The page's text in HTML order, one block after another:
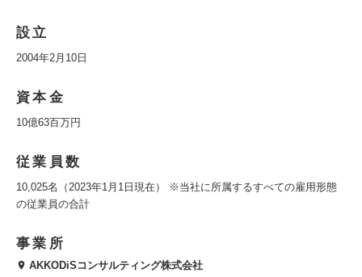
設立
2004年2月10日
資本金
10億63百万円
従業員数
10,025名（2023年1月1日現在） ※当社に所属するすべての雇用形態
の従業員の合計
事業所
AKKODiSコンサルティング株式会社